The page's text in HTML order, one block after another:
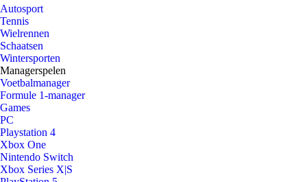
Autosport
Tennis
Wielrennen
Schaatsen
Wintersporten
Managerspelen
Voetbalmanager
Formule 1-manager
Games
PC
Playstation 4
Xbox One
Nintendo Switch
Xbox Series X|S